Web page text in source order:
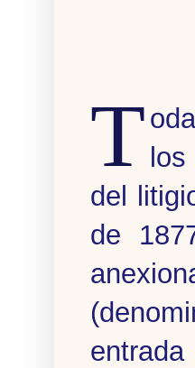
T los
del
de